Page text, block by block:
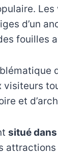
d’un
fouilles
et
situé